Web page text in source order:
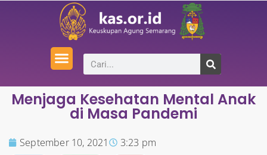
Menjaga Kesehatan Mental Anak
di Masa Pandemi
September 10, 2021 3:23 pm